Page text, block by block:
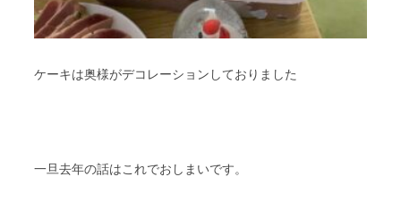
ケーキは奥様がデコレーションしておりました
一旦去年の話はこれでおしまいです。